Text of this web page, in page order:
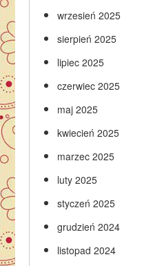
wrzesień 2025
sierpień 2025
lipiec 2025
czerwiec 2025
maj 2025
kwiecień 2025
marzec 2025
luty 2025
styczeń 2025
grudzień 2024
listopad 2024